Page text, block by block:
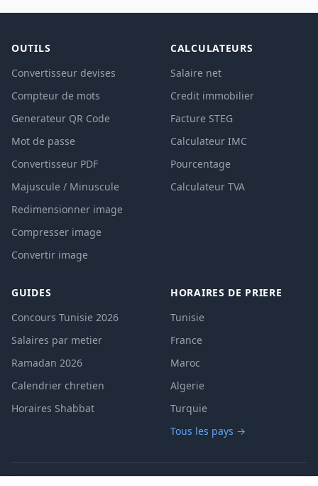
OUTILS
Convertisseur devises
Compteur de mots
Generateur QR Code
Mot de passe
Convertisseur PDF
Majuscule / Minuscule
Redimensionner image
Compresser image
Convertir image
CALCULATEURS
Salaire net
Credit immobilier
Facture STEG
Calculateur IMC
Pourcentage
Calculateur TVA
GUIDES
Concours Tunisie 2026
Salaires par metier
Ramadan 2026
Calendrier chretien
Horaires Shabbat
HORAIRES DE PRIERE
Tunisie
France
Maroc
Algerie
Turquie
Tous les pays →